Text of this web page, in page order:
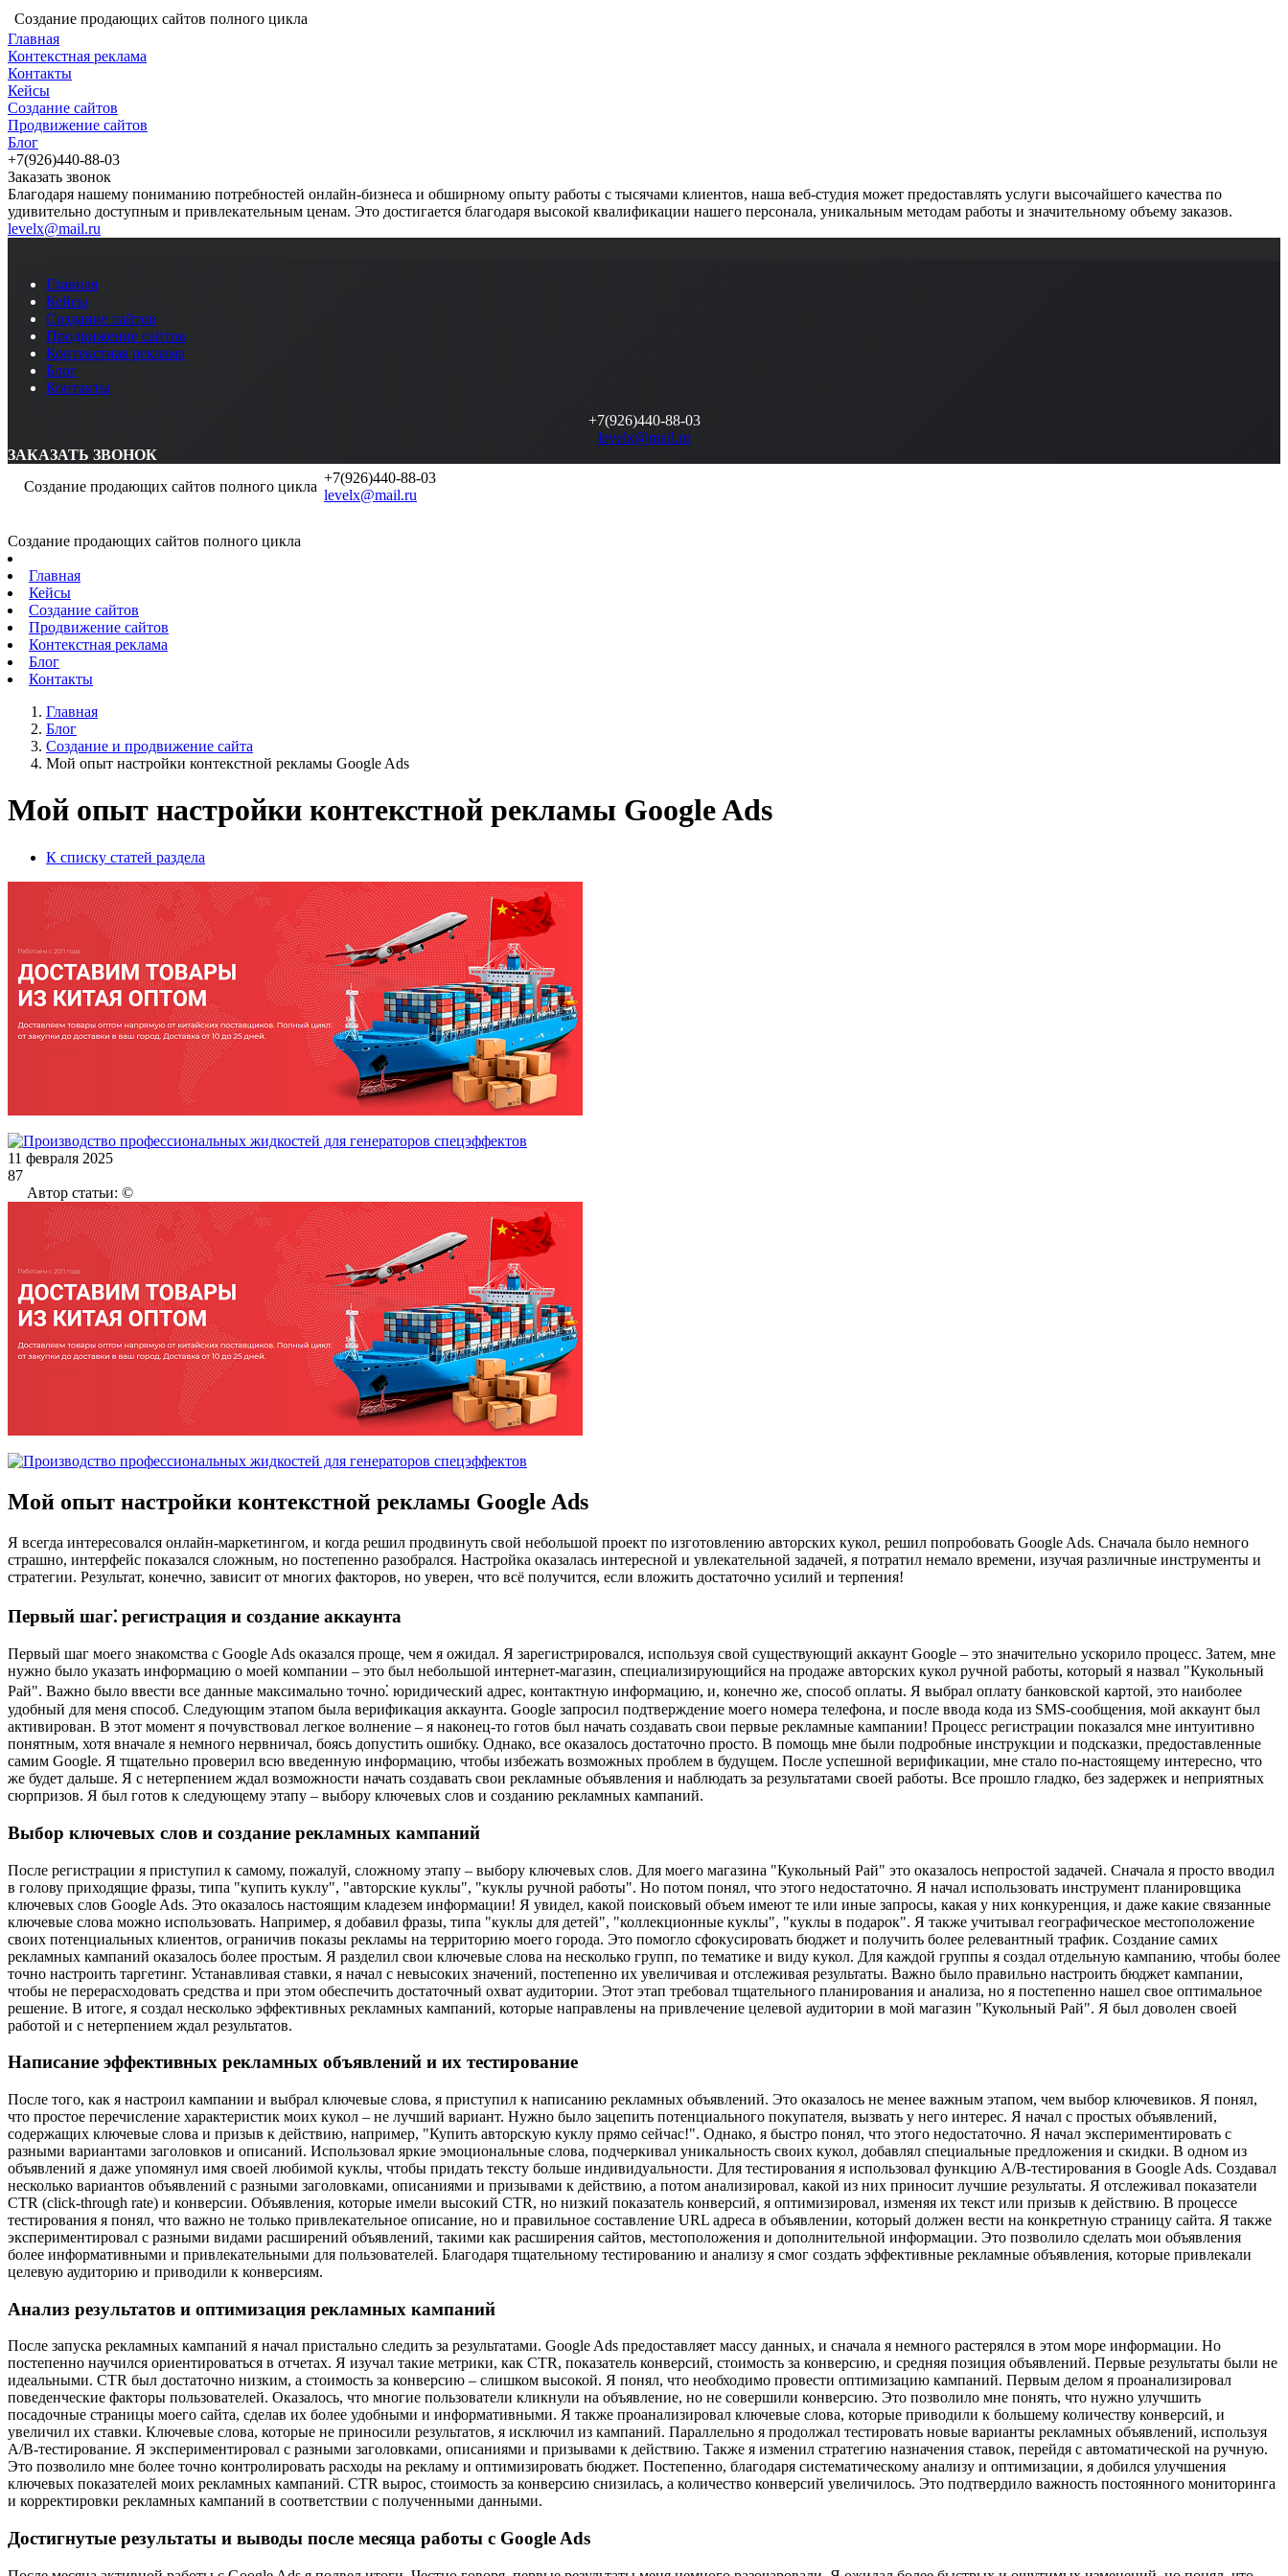
Создание продающих сайтов полного цикла
Главная
Контекстная реклама
Контакты
Кейсы
Создание сайтов
Продвижение сайтов
Блог
+7(926)440-88-03
Заказать звонок
Благодаря нашему пониманию потребностей онлайн-бизнеса и обширному опыту работы с тысячами клиентов, наша веб-студия может предоставлять услуги высочайшего качества по
удивительно доступным и привлекательным ценам. Это достигается благодаря высокой квалификации нашего персонала, уникальным методам работы и значительному объему заказов.
levelx@mail.ru
Главная
Кейсы
Создание сайтов
Продвижение сайтов
Контекстная реклама
Блог
Контакты
+7(926)440-88-03
levelx@mail.ru
ЗАКАЗАТЬ ЗВОНОК
Создание продающих сайтов полного цикла
+7(926)440-88-03
levelx@mail.ru
Создание продающих сайтов полного цикла
Главная
Кейсы
Создание сайтов
Продвижение сайтов
Контекстная реклама
Блог
Контакты
Главная
Блог
Создание и продвижение сайта
Мой опыт настройки контекстной рекламы Google Ads
Мой опыт настройки контекстной рекламы Google Ads
К списку статей раздела
11 февраля 2025
87
Автор статьи: ©
Мой опыт настройки контекстной рекламы Google Ads
Я всегда интересовался онлайн-маркетингом, и когда решил продвинуть свой небольшой проект по изготовлению авторских кукол, решил попробовать Google Ads. Сначала было немного
страшно, интерфейс показался сложным, но постепенно разобрался. Настройка оказалась интересной и увлекательной задачей, я потратил немало времени, изучая различные инструменты и
стратегии. Результат, конечно, зависит от многих факторов, но уверен, что всё получится, если вложить достаточно усилий и терпения!
Первый шаг⁚ регистрация и создание аккаунта
Первый шаг моего знакомства с Google Ads оказался проще, чем я ожидал. Я зарегистрировался, используя свой существующий аккаунт Google – это значительно ускорило процесс. Затем, мне
нужно было указать информацию о моей компании – это был небольшой интернет-магазин, специализирующийся на продаже авторских кукол ручной работы, который я назвал "Кукольный
Рай". Важно было ввести все данные максимально точно⁚ юридический адрес, контактную информацию, и, конечно же, способ оплаты. Я выбрал оплату банковской картой, это наиболее
удобный для меня способ. Следующим этапом была верификация аккаунта. Google запросил подтверждение моего номера телефона, и после ввода кода из SMS-сообщения, мой аккаунт был
активирован. В этот момент я почувствовал легкое волнение – я наконец-то готов был начать создавать свои первые рекламные кампании! Процесс регистрации показался мне интуитивно
понятным, хотя вначале я немного нервничал, боясь допустить ошибку. Однако, все оказалось достаточно просто. В помощь мне были подробные инструкции и подсказки, предоставленные
самим Google. Я тщательно проверил всю введенную информацию, чтобы избежать возможных проблем в будущем. После успешной верификации, мне стало по-настоящему интересно, что
же будет дальше. Я с нетерпением ждал возможности начать создавать свои рекламные объявления и наблюдать за результатами своей работы. Все прошло гладко, без задержек и неприятных
сюрпризов. Я был готов к следующему этапу – выбору ключевых слов и созданию рекламных кампаний.
Выбор ключевых слов и создание рекламных кампаний
После регистрации я приступил к самому, пожалуй, сложному этапу – выбору ключевых слов. Для моего магазина "Кукольный Рай" это оказалось непростой задачей. Сначала я просто вводил
в голову приходящие фразы, типа "купить куклу", "авторские куклы", "куклы ручной работы". Но потом понял, что этого недостаточно. Я начал использовать инструмент планировщика
ключевых слов Google Ads. Это оказалось настоящим кладезем информации! Я увидел, какой поисковый объем имеют те или иные запросы, какая у них конкуренция, и даже какие связанные
ключевые слова можно использовать. Например, я добавил фразы, типа "куклы для детей", "коллекционные куклы", "куклы в подарок". Я также учитывал географическое местоположение
своих потенциальных клиентов, ограничив показы рекламы на территорию моего города. Это помогло сфокусировать бюджет и получить более релевантный трафик. Создание самих
рекламных кампаний оказалось более простым. Я разделил свои ключевые слова на несколько групп, по тематике и виду кукол. Для каждой группы я создал отдельную кампанию, чтобы более
точно настроить таргетинг. Устанавливая ставки, я начал с невысоких значений, постепенно их увеличивая и отслеживая результаты. Важно было правильно настроить бюджет кампании,
чтобы не перерасходовать средства и при этом обеспечить достаточный охват аудитории. Этот этап требовал тщательного планирования и анализа, но я постепенно нашел свое оптимальное
решение. В итоге, я создал несколько эффективных рекламных кампаний, которые направлены на привлечение целевой аудитории в мой магазин "Кукольный Рай". Я был доволен своей
работой и с нетерпением ждал результатов.
Написание эффективных рекламных объявлений и их тестирование
После того, как я настроил кампании и выбрал ключевые слова, я приступил к написанию рекламных объявлений. Это оказалось не менее важным этапом, чем выбор ключевиков. Я понял,
что простое перечисление характеристик моих кукол – не лучший вариант. Нужно было зацепить потенциального покупателя, вызвать у него интерес. Я начал с простых объявлений,
содержащих ключевые слова и призыв к действию, например, "Купить авторскую куклу прямо сейчас!". Однако, я быстро понял, что этого недостаточно. Я начал экспериментировать с
разными вариантами заголовков и описаний. Использовал яркие эмоциональные слова, подчеркивал уникальность своих кукол, добавлял специальные предложения и скидки. В одном из
объявлений я даже упомянул имя своей любимой куклы, чтобы придать тексту больше индивидуальности. Для тестирования я использовал функцию A/B-тестирования в Google Ads. Создавал
несколько вариантов объявлений с разными заголовками, описаниями и призывами к действию, а потом анализировал, какой из них приносит лучшие результаты. Я отслеживал показатели
CTR (click-through rate) и конверсии. Объявления, которые имели высокий CTR, но низкий показатель конверсий, я оптимизировал, изменяя их текст или призыв к действию. В процессе
тестирования я понял, что важно не только привлекательное описание, но и правильное составление URL адреса в объявлении, который должен вести на конкретную страницу сайта. Я также
экспериментировал с разными видами расширений объявлений, такими как расширения сайтов, местоположения и дополнительной информации. Это позволило сделать мои объявления
более информативными и привлекательными для пользователей. Благодаря тщательному тестированию и анализу я смог создать эффективные рекламные объявления, которые привлекали
целевую аудиторию и приводили к конверсиям.
Анализ результатов и оптимизация рекламных кампаний
После запуска рекламных кампаний я начал пристально следить за результатами. Google Ads предоставляет массу данных, и сначала я немного растерялся в этом море информации. Но
постепенно научился ориентироваться в отчетах. Я изучал такие метрики, как CTR, показатель конверсий, стоимость за конверсию, и средняя позиция объявлений. Первые результаты были не
идеальными. CTR был достаточно низким, а стоимость за конверсию – слишком высокой. Я понял, что необходимо провести оптимизацию кампаний. Первым делом я проанализировал
поведенческие факторы пользователей. Оказалось, что многие пользователи кликнули на объявление, но не совершили конверсию. Это позволило мне понять, что нужно улучшить
посадочные страницы моего сайта, сделав их более удобными и информативными. Я также проанализировал ключевые слова, которые приводили к большему количеству конверсий, и
увеличил их ставки. Ключевые слова, которые не приносили результатов, я исключил из кампаний. Параллельно я продолжал тестировать новые варианты рекламных объявлений, используя
A/B-тестирование. Я экспериментировал с разными заголовками, описаниями и призывами к действию. Также я изменил стратегию назначения ставок, перейдя с автоматической на ручную.
Это позволило мне более точно контролировать расходы на рекламу и оптимизировать бюджет. Постепенно, благодаря систематическому анализу и оптимизации, я добился улучшения
ключевых показателей моих рекламных кампаний. CTR вырос, стоимость за конверсию снизилась, а количество конверсий увеличилось. Это подтвердило важность постоянного мониторинга
и корректировки рекламных кампаний в соответствии с полученными данными.
Достигнутые результаты и выводы после месяца работы с Google Ads